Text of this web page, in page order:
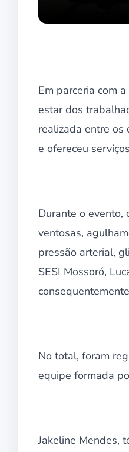
Em parceria com
estar dos
realizada entre os
e ofereceu
Durante o evento,
ventosas,
pressão arterial,
SESI Mossoró,
No total, foram
equipe formada
Jakeline Mendes,